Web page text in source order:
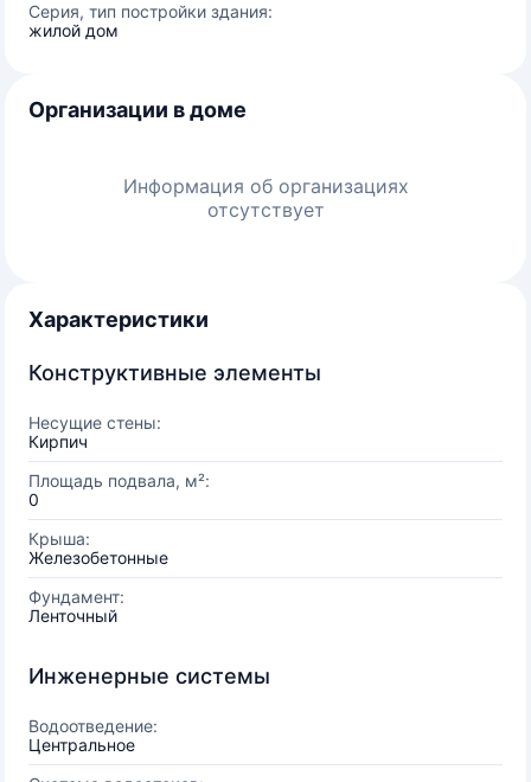
Серия, тип постройки здания:
жилой дом
Организации в доме
Информация об организациях
отсутствует
Характеристики
Конструктивные элементы
Несущие стены:
Кирпич
Площадь подвала, м²:
0
Крыша:
Железобетонные
Фундамент:
Ленточный
Инженерные системы
Водоотведение:
Центральное